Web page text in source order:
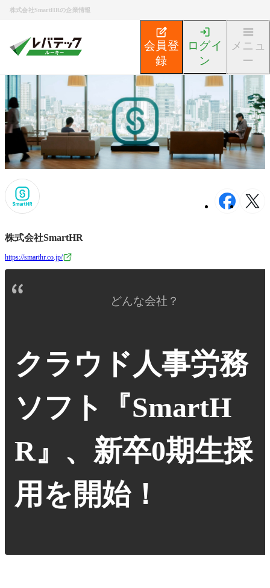
株式会社SmartHRの企業情報
会員登
録
ログイ
ン
メニュ
ー
企業検索 株式会社SmartHR
株式会社SmartHR
https://smarthr.co.jp/
どんな会社？
クラウド人事労務
ソフト『SmartH
R』、新卒0期生採
用を開始！